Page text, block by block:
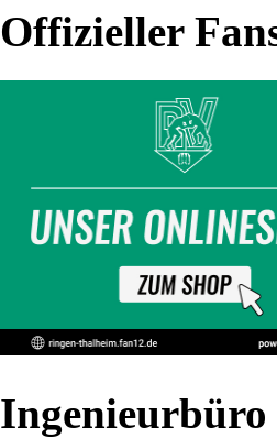
Offizieller
in
Darmstadt
(21.02.15)
Am
21.
Februar
trafen
sich